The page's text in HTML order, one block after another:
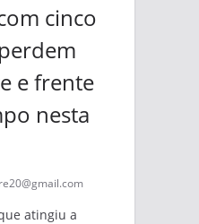
cinco
e frente
nesta
atingiu a